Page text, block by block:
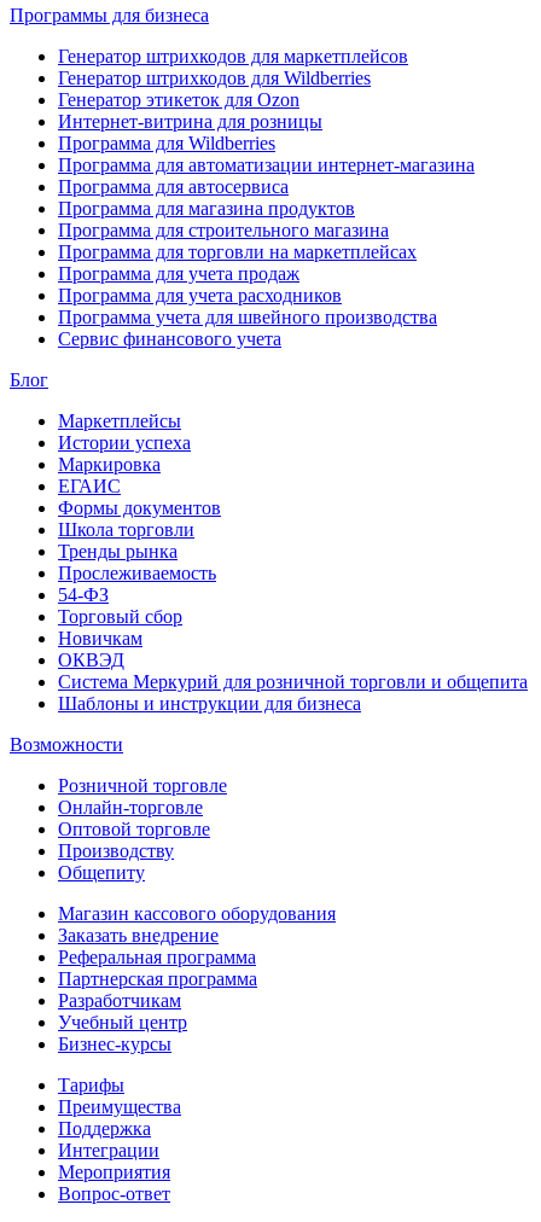
Программы для бизнеса
Генератор штрихкодов для маркетплейсов
Генератор штрихкодов для Wildberries
Генератор этикеток для Ozon
Интернет-витрина для розницы
Программа для Wildberries
Программа для автоматизации интернет-магазина
Программа для автосервиса
Программа для магазина продуктов
Программа для строительного магазина
Программа для торговли на маркетплейсах
Программа для учета продаж
Программа для учета расходников
Программа учета для швейного производства
Сервис финансового учета
Блог
Маркетплейсы
Истории успеха
Маркировка
ЕГАИС
Формы документов
Школа торговли
Тренды рынка
Прослеживаемость
54-ФЗ
Торговый сбор
Новичкам
ОКВЭД
Система Меркурий для розничной торговли и общепита
Шаблоны и инструкции для бизнеса
Возможности
Розничной торговле
Онлайн-торговле
Оптовой торговле
Производству
Общепиту
Магазин кассового оборудования
Заказать внедрение
Реферальная программа
Партнерская программа
Разработчикам
Учебный центр
Бизнес‑курсы
Тарифы
Преимущества
Поддержка
Интеграции
Мероприятия
Вопрос-ответ